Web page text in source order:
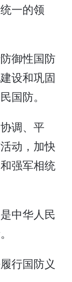
一的领
御性国防
设和巩固
国防。
调、平
动，加快
强军相统
中华人民
行国防义